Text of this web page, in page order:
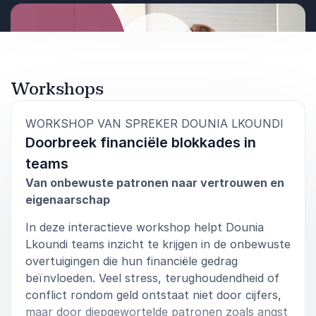
belemmerende overtuigingen rondom geld.
Hoe een positieve financiële mindset leidt
Praktische strategieën om financiële vrijheid
te realiseren.
Wat levert het op?
Individuen leren hoe ze hun mindset kunnen
transformeren om financiële doelen te bereiken.
Organisaties ontdekken hoe ze hun teams
kunnen ondersteunen in financiële groei en
welzijn, wat leidt tot een hogere motivatie en
betere prestaties.
Workshops
WORKSHOP VAN SPREKER DOUNIA LKOUNDI
Doorbreek financiële blokkades in
teams
Van onbewuste patronen naar vertrouwen en
eigenaarschap
In deze interactieve workshop helpt Dounia
Lkoundi teams inzicht te krijgen in de onbewuste
overtuigingen die hun financiële gedrag
beïnvloeden. Veel stress, terughoudendheid of
conflict rondom geld ontstaat niet door cijfers,
maar door diepgewortelde patronen zoals angst